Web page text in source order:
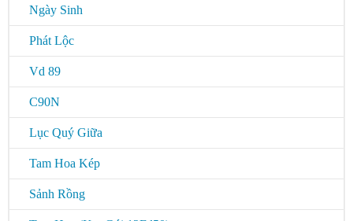
Ngày Sinh
Phát Lộc
Vd 89
C90N
Lục Quý Giữa
Tam Hoa Kép
Sảnh Rồng